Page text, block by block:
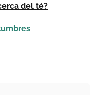
del té?